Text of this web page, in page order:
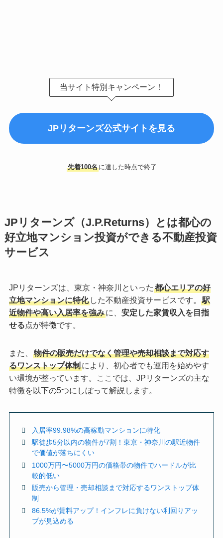
当サイト特別キャンペーン！
JPリターンズ公式サイトを見る
先着100名に達した時点で終了
JPリターンズ（J.P.Returns）とは都心の
好立地マンション投資ができる不動産投資
サービス
JPリターンズは、東京・神奈川といった 都心エリアの好
立地マンションに特化した不動産投資サービスです。
駅
近物件や高い入居率を強みに、 安定した家賃収入を目指
せる点が特徴です。
また、
物件の販売だけでなく管理や売却相談まで対応す
るワンストップ体制により、初心者でも運用を始めやす
い環境が整っています。ここでは、JPリターンズの主な
特徴を以下の5つにしぼって解説します。
入居率99.98%の高稼動マンションに特化
駅徒歩5分以内の物件が7割！東京・神奈川の駅近物件
で価値が落ちにくい
1000万円〜5000万円の価格帯の物件でハードルが比
較的低い
販売から管理・売却相談まで対応するワンストップ体
制
86.5%が賃料アップ！インフレに負けない利回りアッ
プが見込める